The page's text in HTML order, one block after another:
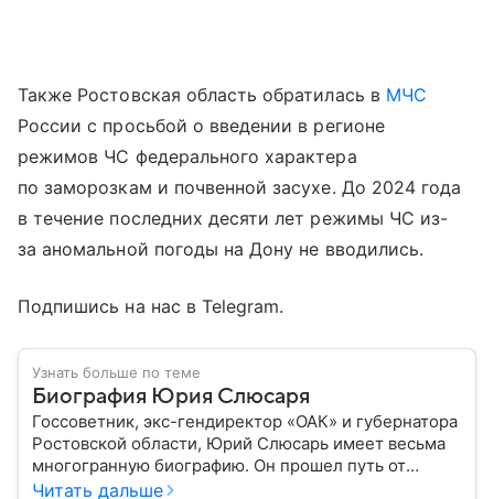
Также Ростовская область обратилась в МЧС
России с просьбой о введении в регионе
режимов ЧС федерального характера
по заморозкам и почвенной засухе. До 2024 года
в течение последних десяти лет режимы ЧС из-
за аномальной погоды на Дону не вводились.
Подпишись на нас в Telegram.
Узнать больше по теме
Биография Юрия Слюсаря
Госсоветник, экс-гендиректор «ОАК» и губернатора
Ростовской области, Юрий Слюсарь имеет весьма
многогранную биографию. Он прошел путь от
музыкального продюсера до руководителя
Читать дальше